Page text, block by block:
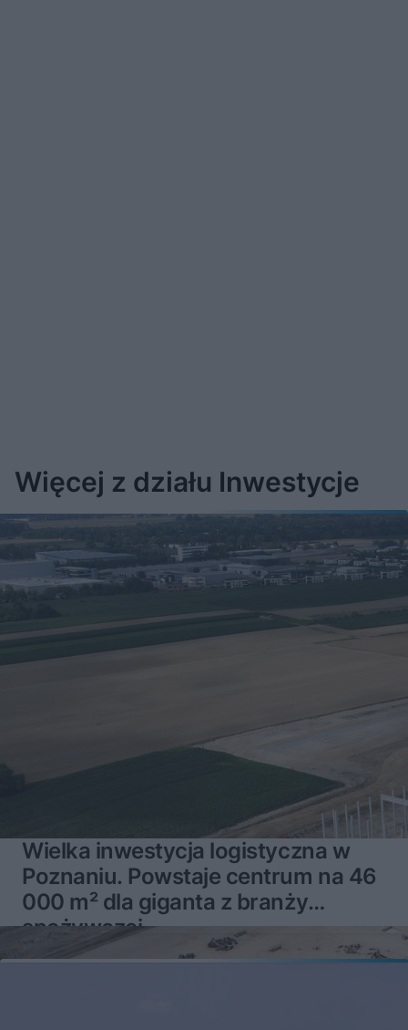
Więcej z działu Inwestycje
Wielka inwestycja logistyczna w
Poznaniu. Powstaje centrum na 46
000 m² dla giganta z branży
spożywczej